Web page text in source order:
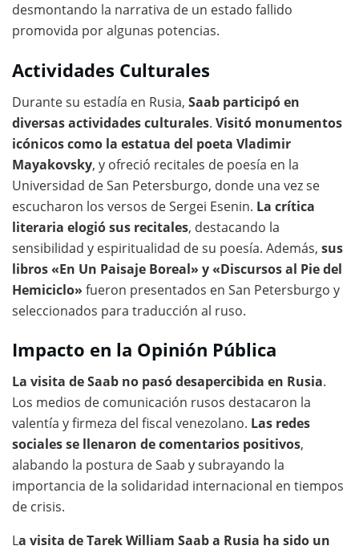
desmontando la narrativa de un estado fallido
promovida por algunas potencias.
Actividades Culturales
Durante su estadía en Rusia, Saab participó en
diversas actividades culturales. Visitó monumentos
icónicos como la estatua del poeta Vladimir
Mayakovsky, y ofreció recitales de poesía en la
Universidad de San Petersburgo, donde una vez se
escucharon los versos de Sergei Esenin. La crítica
literaria elogió sus recitales, destacando la
sensibilidad y espiritualidad de su poesía. Además, sus
libros «En Un Paisaje Boreal» y «Discursos al Pie del
Hemiciclo» fueron presentados en San Petersburgo y
seleccionados para traducción al ruso.
Impacto en la Opinión Pública
La visita de Saab no pasó desapercibida en Rusia.
Los medios de comunicación rusos destacaron la
valentía y firmeza del fiscal venezolano. Las redes
sociales se llenaron de comentarios positivos,
alabando la postura de Saab y subrayando la
importancia de la solidaridad internacional en tiempos
de crisis.
La visita de Tarek William Saab a Rusia ha sido un